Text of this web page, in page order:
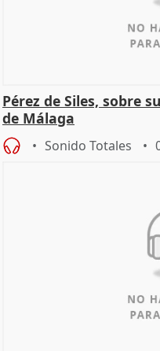
Pérez de Siles, sobre
de Málaga
Sonido Totales